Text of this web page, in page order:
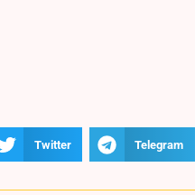
Twitter Telegram